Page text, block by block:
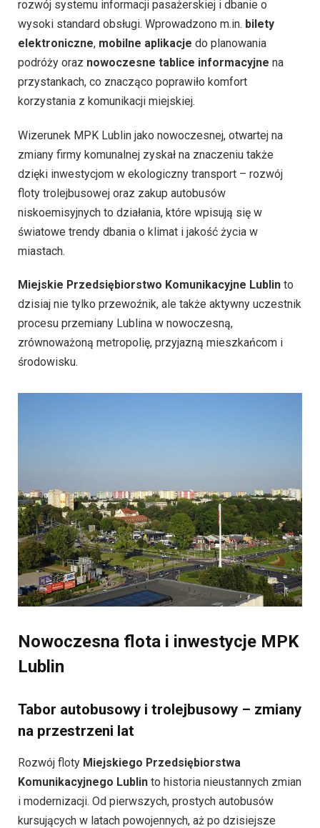
rozwój systemu informacji pasażerskiej i dbanie o
wysoki standard obsługi. Wprowadzono m.in. bilety
elektroniczne, mobilne aplikacje do planowania
podróży oraz nowoczesne tablice informacyjne na
przystankach, co znacząco poprawiło komfort
korzystania z komunikacji miejskiej.
Wizerunek MPK Lublin jako nowoczesnej, otwartej na
zmiany firmy komunalnej zyskał na znaczeniu także
dzięki inwestycjom w ekologiczny transport – rozwój
floty trolejbusowej oraz zakup autobusów
niskoemisyjnych to działania, które wpisują się w
światowe trendy dbania o klimat i jakość życia w
miastach.
Miejskie Przedsiębiorstwo Komunikacyjne Lublin to
dzisiaj nie tylko przewoźnik, ale także aktywny uczestnik
procesu przemiany Lublina w nowoczesną,
zrównoważoną metropolię, przyjazną mieszkańcom i
środowisku.
Nowoczesna flota i inwestycje MPK
Lublin
Tabor autobusowy i trolejbusowy – zmiany
na przestrzeni lat
Rozwój floty Miejskiego Przedsiębiorstwa
Komunikacyjnego Lublin to historia nieustannych zmian
i modernizacji. Od pierwszych, prostych autobusów
kursujących w latach powojennych, aż po dzisiejsze